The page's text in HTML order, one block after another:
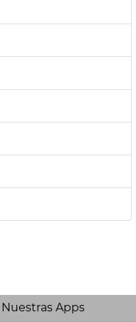
Nuestras Apps